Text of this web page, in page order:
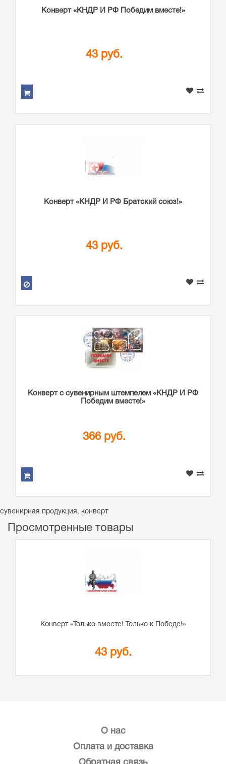
Конверт «КНДР И РФ Победим вместе!»
43 руб.
Конверт «КНДР И РФ Братский союз!»
43 руб.
Конверт с сувенирным штемпелем «КНДР И РФ
Победим вместе!»
366 руб.
сувенирная продукция, конверт
Просмотренные товары
Конверт «Только вместе! Только к Победе!»
43 руб.
О нас
Оплата и доставка